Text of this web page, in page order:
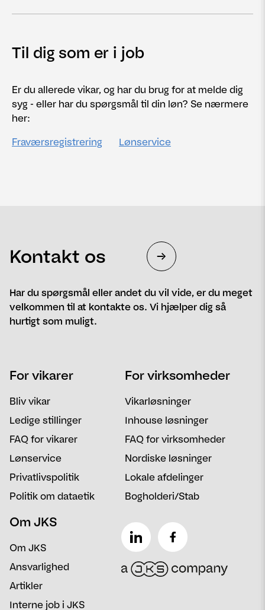
Til dig som er i job
Er du allerede vikar, og har du brug for at melde dig
syg - eller har du spørgsmål til din løn? Se nærmere
her:
Fraværsregistrering
Lønservice
Kontakt os
Har du spørgsmål eller andet du vil vide, er du meget
velkommen til at kontakte os. Vi hjælper dig så
hurtigt som muligt.
Email Postnummer
For vikarer
Bliv vikar
Ledige stillinger
FAQ for vikarer
Lønservice
Privatlivspolitik
Politik om dataetik
For virksomheder
Vikarløsninger
Inhouse løsninger
FAQ for virksomheder
Nordiske løsninger
Lokale afdelinger
Bogholderi/Stab
Om JKS
Om JKS
Ansvarlighed
Artikler
Interne job i JKS